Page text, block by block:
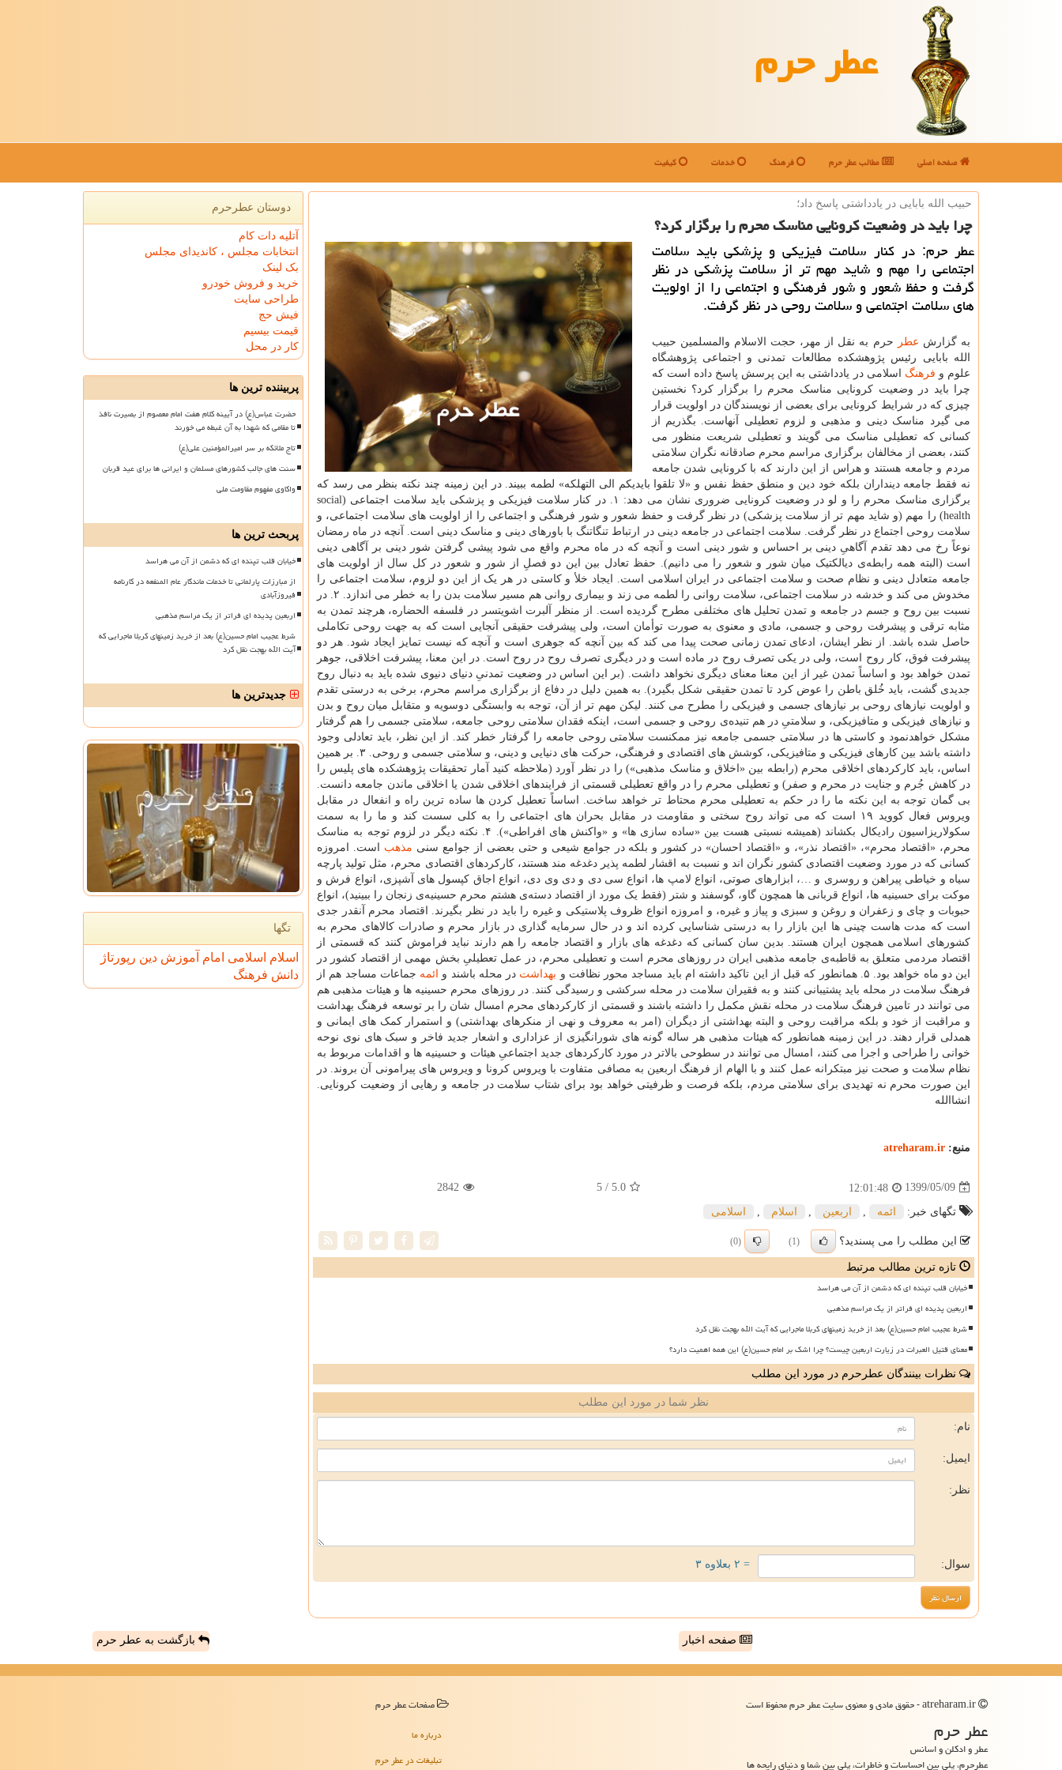
عطر حرم
صفحه اصلی مطالب عطر حرم فرهنگ خدمات کیفیت
حبیب الله بابایی در یادداشتی پاسخ داد؛
چرا باید در وضعیت كرونایی مناسك محرم را برگزار كرد؟
عطر حرم: در كنار سلامت فیزیكی و پزشكی باید سلامت
اجتماعی را مهم و شاید مهم تر از سلامت پزشكی در نظر
گرفت و حفظ شعور و شور فرهنگی و اجتماعی را از اولویت
های سلامت اجتماعی و سلامت روحی در نظر گرفت.
به گزارش عطر
حرم به نقل از مهر، حجت الاسلام والمسلمین حبیب
الله بابایی رئیس پژوهشکده مطالعات تمدنی و اجتماعی پژوهشگاه
علوم و فرهنگ اسلامی در یادداشتی به این پرسش پاسخ داده است که
چرا باید در وضعیت کرونایی مناسک محرم را برگزار کرد؟ نخستین
چیزی که در شرایط کرونایی برای بعضی از نویسندگان در اولویت قرار
می گیرد مناسک دینی و مذهبی و لزوم تعطیلی آنهاست. بگذریم از
کسانی که تعطیلی مناسک می گویند و تعطیلی شریعت منظور می
کنند، بعضی از مخالفان برگزاری مراسم محرم صادقانه نگران سلامتی
مردم و جامعه هستند و هراس از این دارند که با کرونایی شدن جامعه
نه فقط جامعه دینداران بلکه خود دین و منطق حفظ نفس و «لا تلقوا بایدیکم الی التهلکه» لطمه ببیند. در این زمینه چند نکته بنظر می رسد که
برگزاری مناسک محرم را و لو در وضعیت کرونایی ضروری نشان می دهد: ۱. در کنار سلامت فیزیکی و پزشکی باید سلامت اجتماعی (social
health) را مهم (و شاید مهم تر از سلامت پزشکی) در نظر گرفت و حفظ شعور و شور فرهنگی و اجتماعی را از اولویت های سلامت اجتماعی، و
سلامت روحی اجتماع در نظر گرفت. سلامت اجتماعی در جامعه دینی در ارتباط تنگاتنگ با باورهای دینی و مناسک دینی است. آنچه در ماه رمضان
نوعاً رخ می دهد تقدم آگاهیِ دینی بر احساس و شور دینی است و آنچه که در ماه محرم واقع می شود پیشی گرفتن شور دینی بر آگاهی دینی
است (البته همه رابطه‌ی دیالکتیک میان شور و شعور را می دانیم). حفظ تعادل بین این دو فصلِ از شور و شعور در کل سال از اولویت های
جامعه متعادل دینی و نظام صحت و سلامت اجتماعی در ایران اسلامی است. ایجاد خلأ و کاستی در هر یک از این دو لزوم، سلامت اجتماعی را
مخدوش می کند و خدشه در سلامت اجتماعی، سلامت روانی را لطمه می زند و بیماری روانی هم مسیر سلامت بدن را به خطر می اندازد. ۲. در
نسبت بین روح و جسم در جامعه و تمدن تحلیل های مختلفی مطرح گردیده است. از منظر آلبرت اشویتسر در فلسفه الحضاره، هرچند تمدن به
مثابه ترقی و پیشرفت روحی و جسمی، مادی و معنوی به صورت توأمان است، ولی پیشرفت حقیقی آنجایی است که به جهت روحی تکاملی
حاصل شده باشد. از نظر ایشان، ادعای تمدن زمانی صحت پیدا می کند که بین آنچه که جوهری است و آنچه که نیست تمایز ایجاد شود. هر دو
پیشرفت فوق، کار روح است، ولی در یکی تصرف روح در ماده است و در دیگری تصرف روح در روح است. در این معنا، پیشرفت اخلاقی، جوهر
تمدن خواهد بود و اساساً تمدن غیر از این معنا معنای دیگری نخواهد داشت. (بر این اساس در وضعیت تمدنیِ دنیای دنیوی شده باید به دنبال روح
جدیدی گشت، باید خُلق باطن را عوض کرد تا تمدن حقیقی شکل بگیرد). به همین دلیل در دفاع از برگزاری مراسم محرم، برخی به درستی تقدم
و اولویت نیازهای روحی بر نیازهای جسمی و فیزیکی را مطرح می کنند. لیکن مهم تر از آن، توجه به وابستگی دوسویه و متقابل میان روح و بدن
و نیازهای فیزیکی و متافیزیکی، و سلامتیِ در هم تنیده‌ی روحی و جسمی است، اینکه فقدان سلامتی روحی جامعه، سلامتی جسمی را هم گرفتار
مشکل خواهدنمود و کاستی ها در سلامتی جسمی جامعه نیز ممکنست سلامتی روحی جامعه را گرفتار خطر کند. از این نظر، باید تعادلی وجود
داشته باشد بین کارهای فیزیکی و متافیزیکی، کوشش های اقتصادی و فرهنگی، حرکت های دنیایی و دینی، و سلامتی جسمی و روحی. ۳. بر همین
اساس، باید کارکردهای اخلاقی محرم (رابطه بین «اخلاق و مناسک مذهبی») را در نظر آورد (ملاحظه کنید آمار تحقیقات پژوهشکده های پلیس را
در کاهش جُرم و جنایت در محرم و صفر) و تعطیلی محرم را در واقع تعطیلی قسمتی از فرایندهای اخلاقی شدن یا اخلاقی ماندن جامعه دانست.
بی گمان توجه به این نکته ما را در حکم به تعطیلی محرم محتاط تر خواهد ساخت. اساساً تعطیل کردن ها ساده ترین راه و انفعال در مقابل
ویروس فعال کووید ۱۹ است که می تواند روح سختی و مقاومت در مقابل بحران های اجتماعی را به کلی سست کند و ما را به سمت
سکولاریزاسیون رادیکال بکشاند (همیشه نسبتی هست بین «ساده سازی ها» و «واکنش های افراطی»). ۴. نکته دیگر در لزوم توجه به مناسک
محرم، «اقتصاد محرم»، «اقتصاد نذر»، و «اقتصاد احسان» در کشور و بلکه در جوامع شیعی و حتی بعضی از جوامع سنی مذهب است. امروزه
کسانی که در مورد وضعیت اقتصادی کشور نگران اند و نسبت به اقشار لطمه پذیر دغدغه مند هستند، کارکردهای اقتصادی محرم، مثل تولید پارچه
سیاه و خیاطی پیراهن و روسری و …، ابزارهای صوتی، انواع لامپ ها، انواع سی دی و دی وی دی، انواع اجاق کپسول های آشپزی، انواع فرش و
موکت برای حسینیه ها، انواع قربانی ها همچون گاو، گوسفند و شتر (فقط یک مورد از اقتصاد دسته‌ی هشتم محرم حسینیه‌ی زنجان را ببینید)، انواع
حبوبات و چای و زعفران و روغن و سبزی و پیاز و غیره، و امروزه انواع ظروف پلاستیکی و غیره را باید در نظر بگیرند. اقتصاد محرم آنقدر جدی
است که مدت هاست چینی ها این بازار را به درستی شناسایی کرده اند و در حال سرمایه گذاری در بازار محرم و صادرات کالاهای محرم به
کشورهای اسلامی همچون ایران هستند. بدین سان کسانی که دغدغه های بازار و اقتصاد جامعه را هم دارند نباید فراموش کنند که قسمتی از
اقتصاد مردمی متعلق به قاطبه‌ی جامعه مذهبی ایران در روزهای محرم است و تعطیلی محرم، در عمل تعطیلیِ بخش مهمی از اقتصاد کشور در
این دو ماه خواهد بود. ۵. همانطور که قبل از این تاکید داشته ام باید مساجد محور نظافت و
بهداشت در محله باشند و ائمه جماعات مساجد هم از
فرهنگ سلامت در محله باید پشتیبانی کنند و به فقیران سلامت در محله سرکشی و رسیدگی کنند. در روزهای محرم حسینیه ها و هیئات مذهبی هم
می توانند در تامین فرهنگ سلامت در محله نقش مکمل را داشته باشند و قسمتی از کارکردهای محرم امسال شان را بر توسعه فرهنگ بهداشت
و مراقبت از خود و بلکه مراقبت روحی و البته بهداشتی از دیگران (امر به معروف و نهی از منکرهای بهداشتی) و استمرار کمک های ایمانی و
همدلی قرار دهند. در این زمینه همانطور که هیئات مذهبی هر ساله گونه های شورانگیزی از عزاداری و اشعار جدید فاخر و سبک های نوی نوحه
خوانی را طراحی و اجرا می کنند، امسال می توانند در سطوحی بالاتر در مورد کارکردهای جدید اجتماعیِ هیئات و حسینیه ها و اقدامات مربوط به
نظام سلامت و صحت نیز مبتکرانه عمل کنند و با الهام از فرهنگ اربعین به مصافی متفاوت با ویروس کرونا و ویروس های پیرامونی آن بروند. در
این صورت محرم نه تهدیدی برای سلامتی مردم، بلکه فرصت و ظرفیتی خواهد بود برای شتاب سلامت در جامعه و رهایی از وضعیت کرونایی.
انشاالله
منبع: atreharam.ir
1399/05/09
12:01:48
5.0
/ 5
2842
تگهای خبر: ائمه اربعین اسلام اسلامی
این مطلب را می پسندید؟ (1)
(0)
تازه ترین مطالب مرتبط
خیابان قلب تپنده ای که دشمن از آن می هراسد
اربعین پدیده ای فراتر از یک مراسم مذهبی
شرط عجیب امام حسین(ع) بعد از خرید زمینهای کربلا ماجرایی که آیت الله بهجت نقل کرد
معنای قتیل العبرات در زیارت اربعین چیست؟ چرا اشک بر امام حسین(ع) این همه اهمیت دارد؟
نظرات بینندگان عطرحرم در مورد این مطلب
نظر شما در مورد این مطلب
نام:
ایمیل:
نظر:
سوال: = ۲ بعلاوه ۳
دوستان عطرحرم
آتلیه دات کام
انتخابات مجلس ، کاندیدای مجلس
بک لینک
خرید و فروش خودرو
طراحی سایت
فیش حج
قیمت بیسیم
کار در محل
پربیننده ترین ها
حضرت عباس(ع) در آیینه کلام هفت امام معصوم از بصیرت نافذ
تا مقامی که شهدا به آن غبطه می خورند
تاج ملائکه بر سر امیرالمؤمنین علی(ع)
سنت های جالب کشورهای مسلمان و ایرانی ها برای عید قربان
واکاوی مفهوم مقاومت ملی
پربحث ترین ها
خیابان قلب تپنده ای که دشمن از آن می هراسد
از مبارزات پارلمانی تا خدمات ماندگار عام المنفعه در کارنامه
فیروزآبادی
اربعین پدیده ای فراتر از یک مراسم مذهبی
شرط عجیب امام حسین(ع) بعد از خرید زمینهای کربلا ماجرایی که
آیت الله بهجت نقل کرد
جدیدترین ها
تگها
اسلام اسلامی امام آموزش دین رپورتاژ
دانش فرهنگ
صفحه اخبار بازگشت به عطر حرم
عطر حرم
عطر و ادکلن و اسانس
عطرحرم، پلی بین احساسات و خاطرات، پلی بین شما و دنیای رایحه ها
صفحات عطر حرم
درباره ما
تبلیغات در عطر حرم